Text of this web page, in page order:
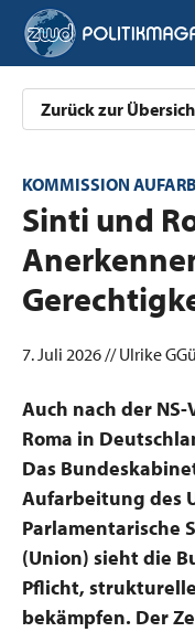
Zurück zur
KOMMISSION
:Sinti und
7. Juli 2026 // Ulrike
Auch nach der
Roma in
Das
Aufarbeitung des
Parlamentarische
(Union) sieht die
Pflicht,
bekämpfen. Der